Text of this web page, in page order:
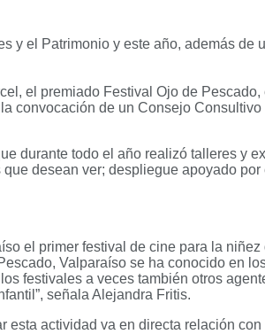
y el Patrimonio y este año, además de
el premiado Festival Ojo de
convocación de un Consejo
durante todo el año realizó talleres y
desean ver; despliegue apoyado por
el primer festival de cine para la
Valparaíso se ha conocido en
festivales a veces también otros
señala Alejandra Fritis.
actividad va en directa relación